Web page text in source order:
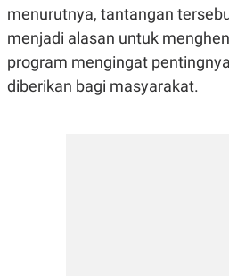
menurutnya, tantangan
menjadi alasan untuk
program mengingat
diberikan bagi masyarakat.